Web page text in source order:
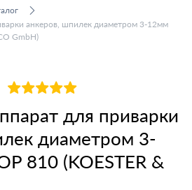
анкеров, шпилек диаметром 3-12мм
GmbH)
для приварки
диаметром 3-
810 (KOESTER &